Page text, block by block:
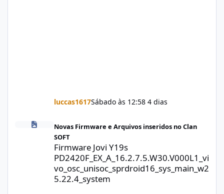
luccas1617Sábado às 12:58 4 dias
Firmware Jovi Y19s
Novas Firmware e Arquivos inseridos no Clan
SOFT
Firmware Jovi Y19s
PD2420F_EX_A_16.2.7.5.W30.V000L1_vi
vo_osc_unisoc_sprdroid16_sys_main_w2
5.22.4_system